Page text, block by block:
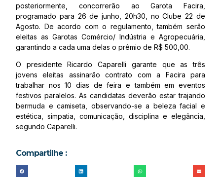
posteriormente, concorrerão ao Garota Facira,
programado para 26 de junho, 20h30, no Clube 22 de
Agosto. De acordo com o regulamento, também serão
eleitas as Garotas Comércio/ Indústria e Agropecuária,
garantindo a cada uma delas o prêmio de R$ 500,00.
O presidente Ricardo Caparelli garante que as três
jovens eleitas assinarão contrato com a Facira para
trabalhar nos 10 dias de feira e também em eventos
festivos paralelos. As candidatas deverão estar trajando
bermuda e camiseta, observando-se a beleza facial e
estética, simpatia, comunicação, disciplina e elegância,
segundo Caparelli.
Compartilhe :